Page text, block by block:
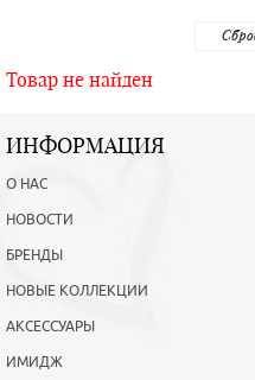
Товар не найден
ИНФОРМАЦИЯ
О НАС
НОВОСТИ
БРЕНДЫ
НОВЫЕ КОЛЛЕКЦИИ
АКСЕССУАРЫ
ИМИДЖ